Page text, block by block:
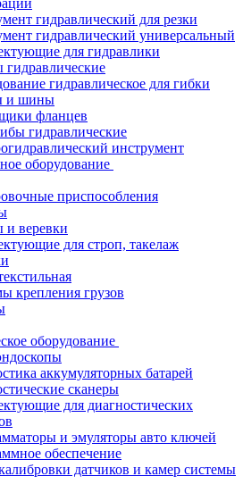
гидравлический для резки
гидравлический универсальный
для гидравлики
гидравлические
гидравлическое для гибки
и шины
фланцев
гидравлические
инструмент
оборудование
приспособления
и веревки
для строп, такелаж
крепления грузов
оборудование
аккумуляторных батарей
сканеры
для диагностических
и эмуляторы авто ключей
обеспечение
датчиков и камер системы